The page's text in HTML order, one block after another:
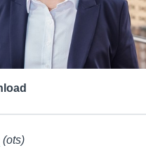
(ots)